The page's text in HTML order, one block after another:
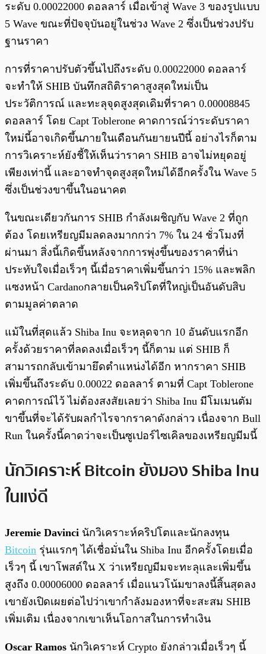
ระดับ 0.00022000 ดอลลาร์ เมื่อเข้าสู่ Wave 3 ของรูปแบบ
5 Wave ขณะที่ปัจจุบันอยู่ในช่วง Wave 2 ซึ่งเป็นช่วงปรับ
ฐานราคา
การที่ราคาปรับตัวขึ้นไปถึงระดับ 0.00022000 ดอลลาร์
จะทำให้ SHIB บันทึกสถิติราคาสูงสุดใหม่เป็น
ประวัติการณ์ และทะลุจุดสูงสุดเดิมที่ราคา 0.00008845
ดอลลาร์ โดย Capt Toblerone คาดการณ์ว่าระดับราคา
ใหม่นี้อาจเกิดขึ้นภายในเดือนกันยายนปีนี้ อย่างไรก็ตาม
การวิเคราะห์ยังชี้ให้เห็นว่าราคา SHIB อาจไม่หยุดอยู่
เพียงเท่านี้ และอาจทำจุดสูงสุดใหม่ได้อีกครั้งใน Wave 5
ซึ่งเป็นช่วงขาขึ้นในอนาคต
ในขณะเดียวกันการ SHIB กำลังเผชิญกับ Wave 2 ที่ถูก
ต้อง โดยเหรียญมีมลดลงมากกว่า 7% ใน 24 ชั่วโมงที่
ผ่านมา สิ่งนี้เกิดขึ้นหลังจากการพุ่งขึ้นของราคาที่น่า
ประทับใจเมื่อเร็วๆ นี้เมื่อราคาเพิ่มขึ้นกว่า 15% และพลิก
แซงหน้า Cardanoกลายเป็นคริปโตที่ใหญ่เป็นอันดับสิบ
ตามมูลค่าตลาด
แม้ในที่สุดแล้ว Shiba Inu จะหลุดจาก 10 อันดับแรกอีก
ครั้งด้วยราคาที่ลดลงเมื่อเร็วๆ นี้ก็ตาม แต่ SHIB ก็
สามารถกลับเข้ามายึดตำแหน่งได้อีก หากราคา SHIB
เพิ่มขึ้นถึงระดับ 0.00022 ดอลลาร์ ตามที่ Capt Toblerone
คาดการณ์ไว้ ไม่ต้องสงสัยเลยว่า Shiba Inu มีโมเมนตัม
ขาขึ้นที่จะได้รับผลกำไรจากราคาดังกล่าว เนื่องจาก Bull
Run ในครั้งนี้คาดว่าจะเป็นซูเปอร์ไซเคิลของเหรียญมีมนี้
นักวิเคราะห์ Bitcoin ยังมอง Shiba Inu
ในแง่ดี
Jeremie Davinci นักวิเคราะห์คริปโตและนักลงทุน
Bitcoin รุ่นแรกๆ ได้เชื่อมั่นใน Shiba Inu อีกครั้งโดยเมื่อ
เร็วๆ นี้ เขาโพสต์ใน X ว่าเหรียญมีมจะทะลุและเพิ่มขึ้น
สูงถึง 0.00006000 ดอลลาร์ เมื่อแนวโน้มขาลงนี้สิ้นสุดลง
เขายังเปิดเผยต่อไปว่าเขากำลังมองหาที่จะสะสม SHIB
เพิ่มเติม เนื่องจากเขาเห็นโอกาสในการทำเงิน
Oscar Ramos นักวิเคราะห์ Crypto ยังกล่าวเมื่อเร็วๆ นี้